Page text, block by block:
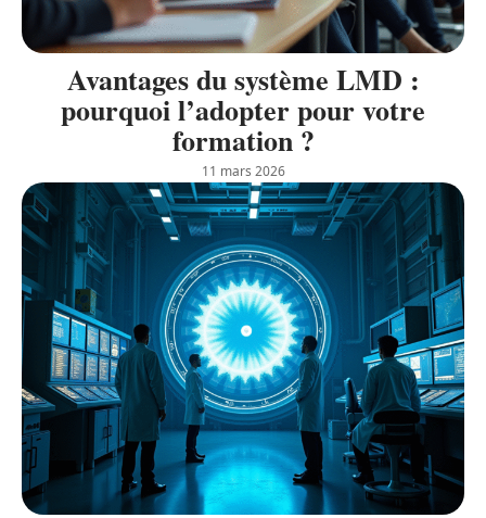
Avantages du système LMD :
pourquoi l’adopter pour votre
formation ?
11 mars 2026